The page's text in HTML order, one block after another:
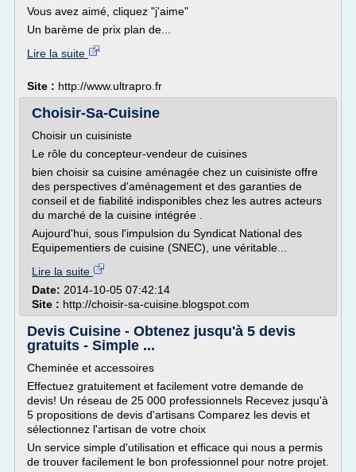
Vous avez aimé, cliquez "j'aime"
Un barème de prix plan de...
Lire la suite
Site : http://www.ultrapro.fr
Choisir-Sa-Cuisine
Choisir un cuisiniste
Le rôle du concepteur-vendeur de cuisines
bien choisir sa cuisine aménagée chez un cuisiniste offre
des perspectives d'aménagement et des garanties de
conseil et de fiabilité indisponibles chez les autres acteurs
du marché de la cuisine intégrée .
Aujourd'hui, sous l'impulsion du Syndicat National des
Equipementiers de cuisine (SNEC), une véritable...
Lire la suite
Date: 2014-10-05 07:42:14
Site : http://choisir-sa-cuisine.blogspot.com
Devis Cuisine - Obtenez jusqu'à 5 devis
gratuits - Simple ...
Cheminée et accessoires
Effectuez gratuitement et facilement votre demande de
devis! Un réseau de 25 000 professionnels Recevez jusqu'à
5 propositions de devis d'artisans Comparez les devis et
sélectionnez l'artisan de votre choix
Un service simple d'utilisation et efficace qui nous a permis
de trouver facilement le bon professionnel pour notre projet.